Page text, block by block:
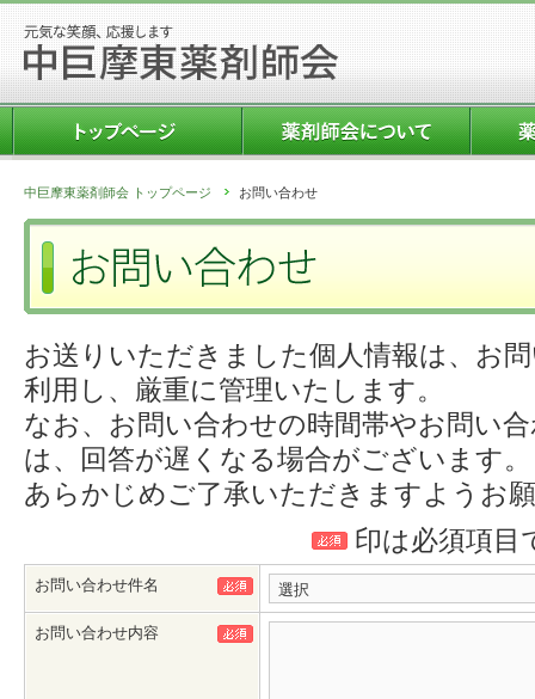
中巨摩東薬剤師会 トップページ お問い合わせ
お送りいただきました個人情報は、お
利用し、厳重に管理いたします。
なお、お問い合わせの時間帯やお問い
は、回答が遅くなる場合がございます。
あらかじめご了承いただきますようお
印は必須項目
お問い合わせ件名
お問い合わせ内容